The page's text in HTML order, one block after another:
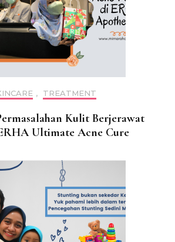
, TREATMENT
Kulit Berjerawat
Ultimate Acne Cure